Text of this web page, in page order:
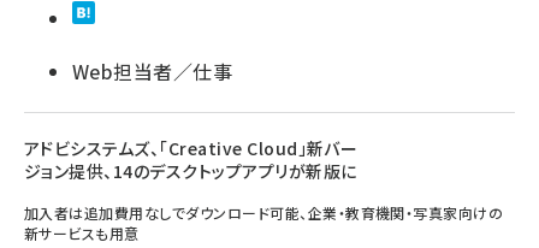
Web担当者／仕事
アドビシステムズ、「Creative Cloud」新バー
ジョン提供、14のデスクトップアプリが新版に
加入者は追加費用なしでダウンロード可能、企業・教育機関・写真家向けの
新サービスも用意